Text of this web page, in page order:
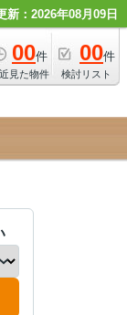
新：2026年08月09日
00件
見た物件
00件
検討リスト